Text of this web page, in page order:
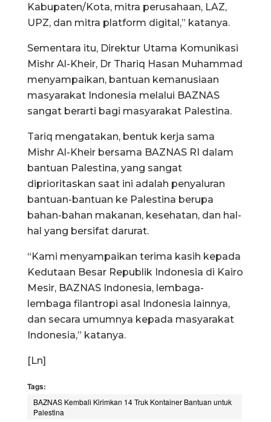
Kabupaten/Kota, mitra perusahaan, LAZ,
UPZ, dan mitra platform digital,” katanya.
Sementara itu, Direktur Utama Komunikasi
Mishr Al-Kheir, Dr Thariq Hasan Muhammad
menyampaikan, bantuan kemanusiaan
masyarakat Indonesia melalui BAZNAS
sangat berarti bagi masyarakat Palestina.
Tariq mengatakan, bentuk kerja sama
Mishr Al-Kheir bersama BAZNAS RI dalam
bantuan Palestina, yang sangat
diprioritaskan saat ini adalah penyaluran
bantuan-bantuan ke Palestina berupa
bahan-bahan makanan, kesehatan, dan hal-
hal yang bersifat darurat.
“Kami menyampaikan terima kasih kepada
Kedutaan Besar Republik Indonesia di Kairo
Mesir, BAZNAS Indonesia, lembaga-
lembaga filantropi asal Indonesia lainnya,
dan secara umumnya kepada masyarakat
Indonesia,” katanya.
[Ln]
Tags:
BAZNAS Kembali Kirimkan 14 Truk Kontainer Bantuan untuk
Palestina